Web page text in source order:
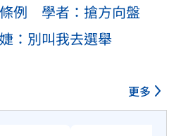
例 學者：搶方向盤
：別叫我去選舉
更多